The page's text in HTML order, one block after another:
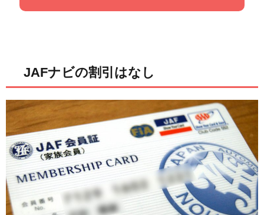
JAFナビの割引はなし